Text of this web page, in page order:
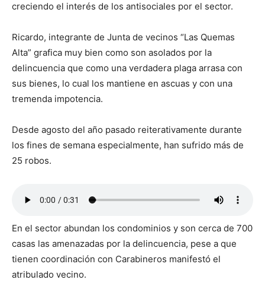
creciendo el interés de los antisociales por el sector.
Ricardo, integrante de Junta de vecinos “Las Quemas
Alta” grafica muy bien como son asolados por la
delincuencia que como una verdadera plaga arrasa con
sus bienes, lo cual los mantiene en ascuas y con una
tremenda impotencia.
Desde agosto del año pasado reiterativamente durante
los fines de semana especialmente, han sufrido más de
25 robos.
En el sector abundan los condominios y son cerca de 700
casas las amenazadas por la delincuencia, pese a que
tienen coordinación con Carabineros manifestó el
atribulado vecino.